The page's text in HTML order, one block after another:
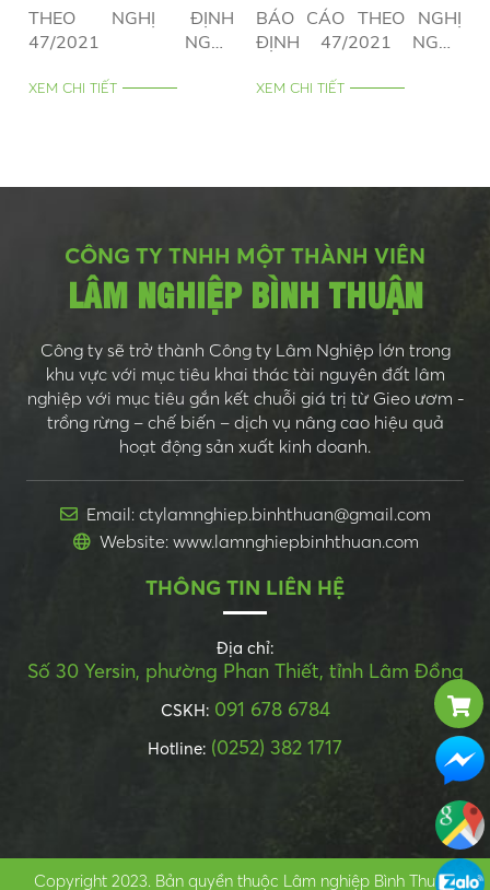
ÍCH VÀ TRÁCH NHIỆM XÃ HỘI
(NẾU CÓ) NĂM 2025
THEO NGHỊ ĐỊNH
47/2021 NGÀY
XEM CHI TIẾT
SẢN XUẤT KINH DOANH NĂM
BÁO CÁO THEO NGHỊ
ĐỊNH 47/2021 NGÀY
XEM CHI TIẾT
CÔNG TY TNHH MỘT THÀNH VIÊN
LÂM NGHIỆP BÌNH THUẬN
Công ty sẽ trở thành Công ty Lâm Nghiệp lớn trong
khu vực với mục tiêu khai thác tài nguyên đất lâm
nghiệp với mục tiêu gắn kết chuỗi giá trị từ Gieo ươm -
trồng rừng – chế biến – dịch vụ nâng cao hiệu quả
hoạt động sản xuất kinh doanh.
Email: ctylamnghiep.binhthuan@gmail.com
Website: www.lamnghiepbinhthuan.com
THÔNG TIN LIÊN HỆ
Địa chỉ:
Số 30 Yersin, phường Phan Thiết, tỉnh Lâm Đồng
CSKH: 091 678 6784
Hotline: (0252) 382 1717
Copyright 2023. Bản quyền thuộc Lâm nghiệp Bình Thuận.